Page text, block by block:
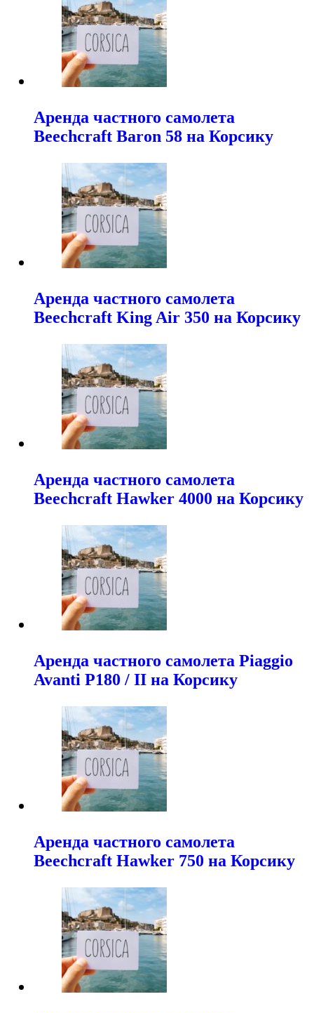
Аренда частного самолета
Beechcraft Baron 58 на Корсику
Аренда частного самолета
Beechcraft King Air 350 на Корсику
Аренда частного самолета
Beechcraft Hawker 4000 на Корсику
Аренда частного самолета Piaggio
Avanti P180 / II на Корсику
Аренда частного самолета
Beechcraft Hawker 750 на Корсику